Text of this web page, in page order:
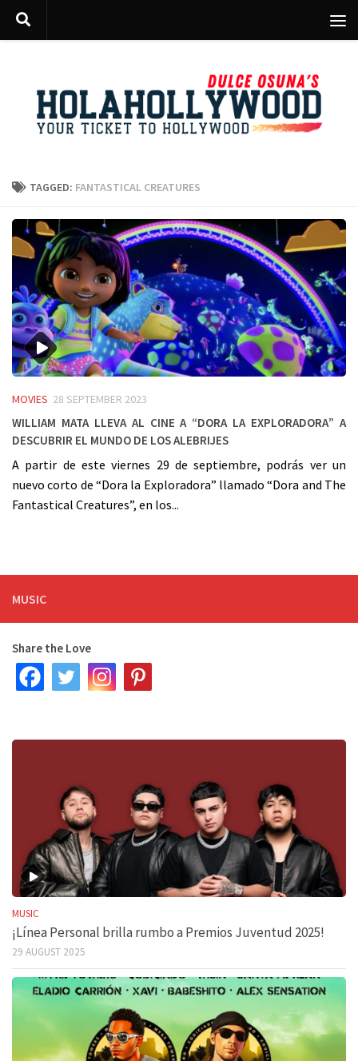
Skip to content
TAGGED: FANTASTICAL CREATURES
MOVIES 28 SEPTEMBER 2023
William Mata lleva al cine a “Dora la Exploradora” a
descubrir el mundo de los alebrijes
A partir de este viernes 29 de septiembre, podrás ver un
nuevo corto de “Dora la Exploradora” llamado “Dora and The
Fantastical Creatures”, en los...
MUSIC
Share the Love
MUSIC
¡Línea Personal brilla rumbo a Premios Juventud 2025!
29 AUGUST 2025